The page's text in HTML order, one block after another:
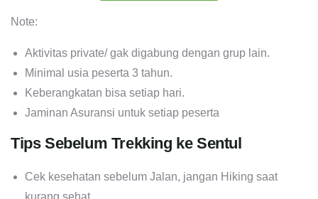
Note:
Aktivitas private/ gak digabung dengan grup lain.
Minimal usia peserta 3 tahun.
Keberangkatan bisa setiap hari.
Jaminan Asuransi untuk setiap peserta
Tips Sebelum Trekking ke Sentul
Cek kesehatan sebelum Jalan, jangan Hiking saat
kurang sehat.